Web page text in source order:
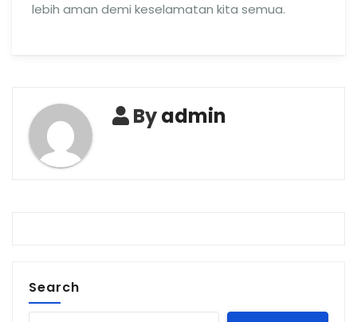
lebih aman demi keselamatan kita semua.
Byadmin
Search